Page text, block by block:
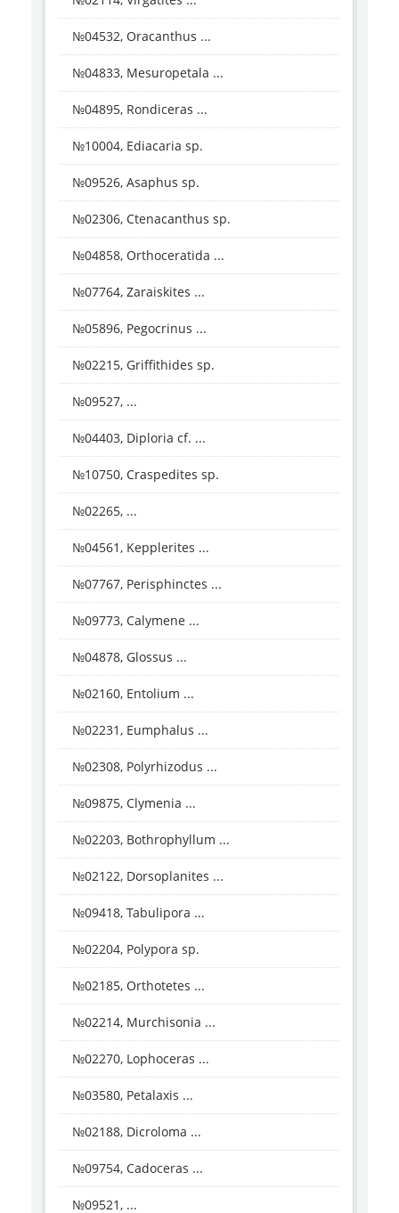
№04532, Oracanthus ...
№04833, Mesuropetala ...
№04895, Rondiceras ...
№10004, Ediacaria sp.
№09526, Asaphus sp.
№02306, Ctenacanthus sp.
№04858, Orthoceratida ...
№07764, Zaraiskites ...
№05896, Pegocrinus ...
№02215, Griffithides sp.
№09527, ...
№04403, Diploria cf. ...
№10750, Craspedites sp.
№02265, ...
№04561, Kepplerites ...
№07767, Perisphinctes ...
№09773, Calymene ...
№04878, Glossus ...
№02160, Entolium ...
№02231, Eumphalus ...
№02308, Polyrhizodus ...
№09875, Clymenia ...
№02203, Bothrophyllum ...
№02122, Dorsoplanites ...
№09418, Tabulipora ...
№02204, Polypora sp.
№02185, Orthotetes ...
№02214, Murchisonia ...
№02270, Lophoceras ...
№03580, Petalaxis ...
№02188, Dicroloma ...
№09754, Cadoceras ...
№09521, ...